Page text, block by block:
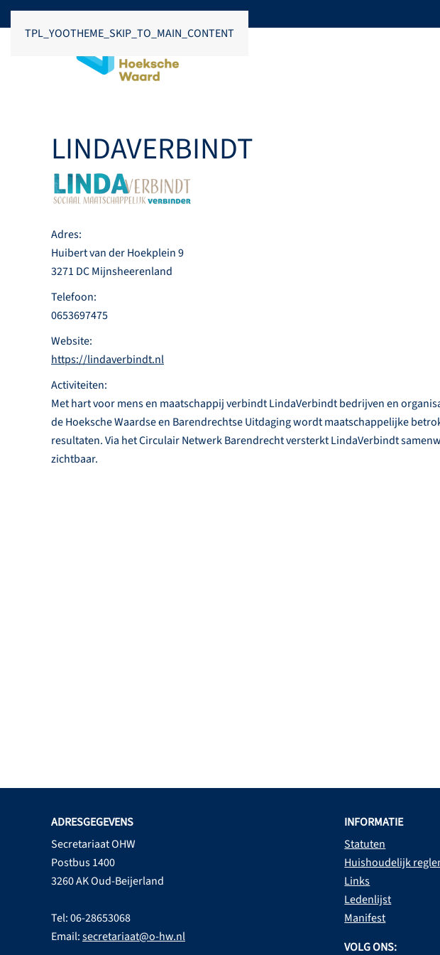
TPL_YOOTHEME_SKIP_TO_MAIN_CONTENT
LINDAVERBINDT
Adres:
Huibert van der Hoekplein 9
3271 DC Mijnsheerenland
Telefoon:
0653697475
Website:
https://lindaverbindt.nl
Activiteiten:
Met hart voor mens en maatschappij verbindt LindaVerbindt bedrijven en
de Hoeksche Waardse en Barendrechtse Uitdaging wordt maatschappelijke
resultaten. Via het Circulair Netwerk Barendrecht versterkt LindaVerbindt
zichtbaar.
ADRESGEGEVENS
Secretariaat OHW
Postbus 1400
3260 AK Oud-Beijerland
Tel: 06-28653068
Email:secretariaat@o-hw.nl
INFORMATIE
Statuten
Huishoudelijk
Links
Ledenlijst
Manifest
VOLG ONS: